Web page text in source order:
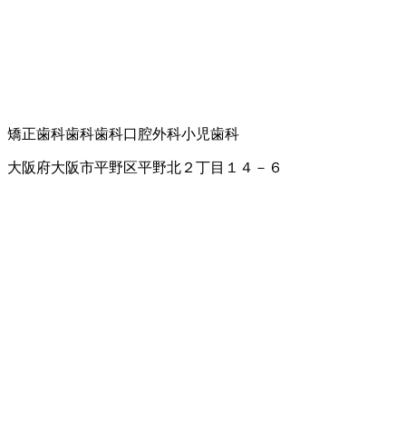
矯正歯科歯科歯科口腔外科小児歯科
大阪府大阪市平野区平野北２丁目１４－６